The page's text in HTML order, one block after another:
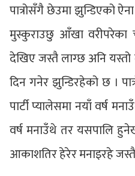
पात्रोसँगै छेउमा झुन्डिएको
मुस्कुराउछु आँखा वरीपरेका
देखिए जस्तै लाग्छ अनि यस्तो
दिन गनेर झुन्डिरहेको छ ।
पार्टी प्यालेसमा नयाँ वर्ष
वर्ष मनाउँथे तर यसपालि
आकाशतिर हेरेर मनाइरहे